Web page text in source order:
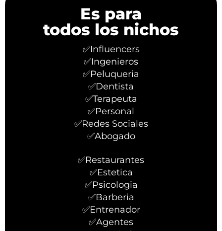
Es para
todos los nichos
✅Influencers
✅Ingenieros
✅Peluqueria
✅Dentista
✅Terapeuta
✅Personal
✅Redes Sociales
✅Abogado
✅Restaurantes
✅Estetica
✅Psicologia
✅Barberia
✅Entrenador
✅Agentes